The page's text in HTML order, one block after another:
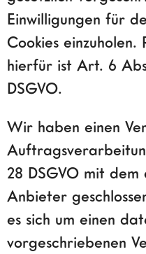
Einwilligungen für
Cookies einzuholen.
hierfür ist Art. 6
DSGVO.
Wir haben einen
28 DSGVO mit
Anbieter
es sich um einen
vorgeschriebenen